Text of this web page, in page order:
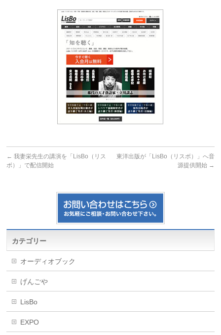
← 我妻栄先生の講演を「LisBo（リス
ボ）」で配信開始
東洋出版が「LisBo（リスボ）」へ音
源提供開始 →
カテゴリー
オーディオブック
げんごや
LisBo
EXPO